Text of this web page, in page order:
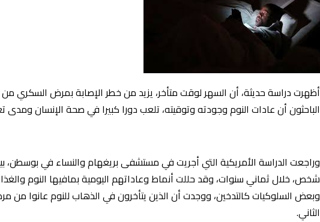
أظهرت دراسة حديثة، أن السهر لوقت متأخر، يزيد من خطر الإصابة بمرض السكري من
الباحثون أن عادات النوم وجودته وتوقيته، تلعب دورا كبيرا في صحة الإنسان
شخص، خلال ثماني سنوات، وقد حللت أنماط وعاداتهم اليومية بمافيها النوم
وبعض السلوكيات كالتدخين، ووجدت أن الذين يتأخرون في الذهاب للنوم عانوا من
الثاني.